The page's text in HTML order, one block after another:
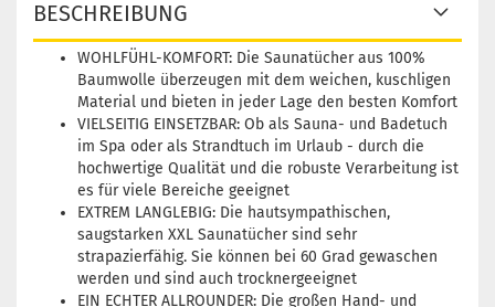
BESCHREIBUNG
WOHLFÜHL-KOMFORT: Die Saunatücher aus 100%
Baumwolle überzeugen mit dem weichen, kuschligen
Material und bieten in jeder Lage den besten Komfort
VIELSEITIG EINSETZBAR: Ob als Sauna- und Badetuch
im Spa oder als Strandtuch im Urlaub - durch die
hochwertige Qualität und die robuste Verarbeitung ist
es für viele Bereiche geeignet
EXTREM LANGLEBIG: Die hautsympathischen,
saugstarken XXL Saunatücher sind sehr
strapazierfähig. Sie können bei 60 Grad gewaschen
werden und sind auch trocknergeeignet
EIN ECHTER ALLROUNDER: Die großen Hand- und